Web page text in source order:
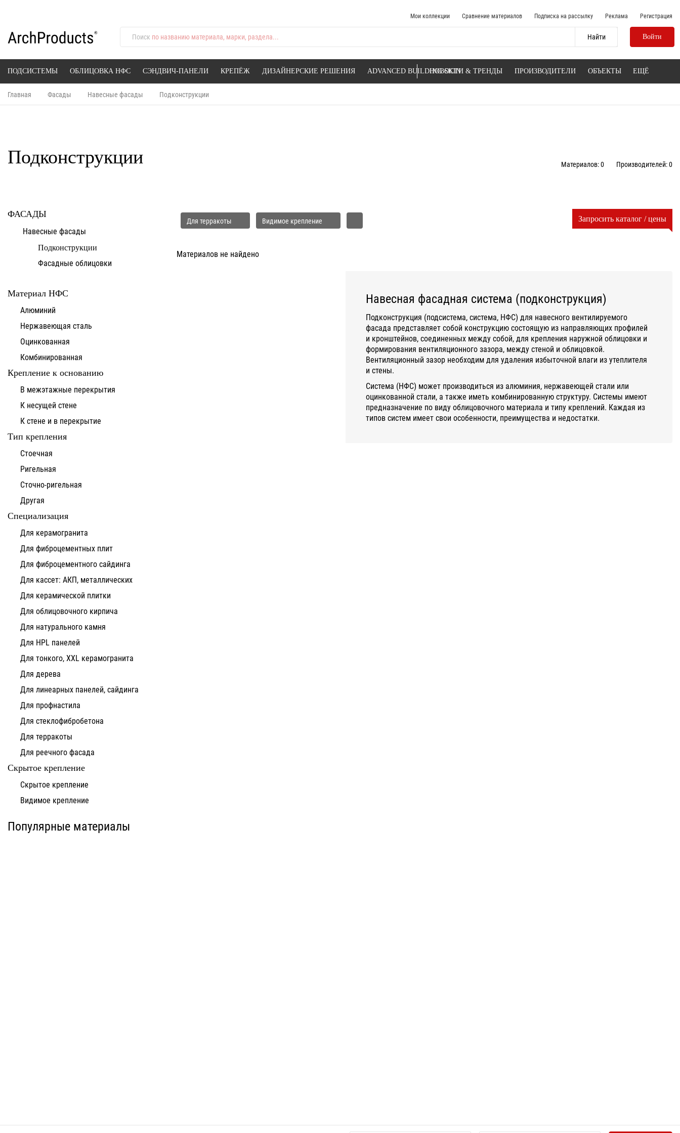
Мои коллекции Сравнение материалов Подписка на рассылку Реклама Регистрация
Поиск по названию материала, марки, раздела... Войти
ПОДСИСТЕМЫ ОБЛИЦОВКА НФС СЭНДВИЧ-ПАНЕЛИ КРЕПЁЖ ДИЗАЙНЕРСКИЕ РЕШЕНИЯ ADVANCED BUILDING SKINНОВОСТИ & ТРЕНДЫ ПРОИЗВОДИТЕЛИ ОБЪЕКТЫ ЕЩЁ
Главная Фасады Навесные фасады Подконструкции
Подконструкции Материалов: 0 Производителей: 0
ФАСАДЫ
Навесные фасады
Подконструкции
Фасадные облицовки
Материал НФС
Алюминий
Нержавеющая сталь
Оцинкованная
Комбинированная
Крепление к основанию
В межэтажные перекрытия
К несущей стене
К стене и в перекрытие
Тип крепления
Стоечная
Ригельная
Сточно-ригельная
Другая
Специализация
Для керамогранита
Для фиброцементных плит
Для фиброцементного сайдинга
Для кассет: АКП, металлических
Для керамической плитки
Для облицовочного кирпича
Для натурального камня
Для HPL панелей
Для тонкого, XXL керамогранита
Для дерева
Для линеарных панелей, сайдинга
Для профнастила
Для стеклофибробетона
Для терракоты
Для реечного фасада
Скрытое крепление
Скрытое крепление
Видимое крепление
Популярные материалы
Система для
облицовки
клинкерными
плитками «под
Альтернатива Альтернатива
Для терракоты Видимое крепление Запросить каталог / цены
Материалов не найдено
Навесная фасадная система (подконструкция)
Подконструкция (подсистема, система, НФС) для навесного вентилируемого
фасада представляет собой конструкцию состоящую из направляющих профилей
и кронштейнов, соединенных между собой, для крепления наружной облицовки и
формирования вентиляционного зазора, между стеной и облицовкой.
Вентиляционный зазор необходим для удаления избыточной влаги из утеплителя
и стены.
Система (НФС) может производиться из алюминия, нержавеющей стали или
оцинкованной стали, а также иметь комбинированную структуру. Системы имеют
предназначение по виду облицовочного материала и типу креплений. Каждая из
типов систем имеет свои особенности, преимущества и недостатки.